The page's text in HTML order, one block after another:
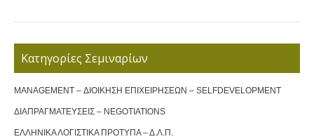
Κατηγορίες Σεμιναρίων
MANAGEMENT – ΔΙΟΙΚΗΣΗ ΕΠΙΧΕΙΡΗΣΕΩΝ – SELFDEVELOPMENT
ΔΙΑΠΡΑΓΜΑΤΕΥΣΕΙΣ – NEGOTIATIONS
ΕΛΛΗΝΙΚΑ ΛΟΓΙΣΤΙΚΑ ΠΡΟΤΥΠΑ – Δ.Λ.Π.